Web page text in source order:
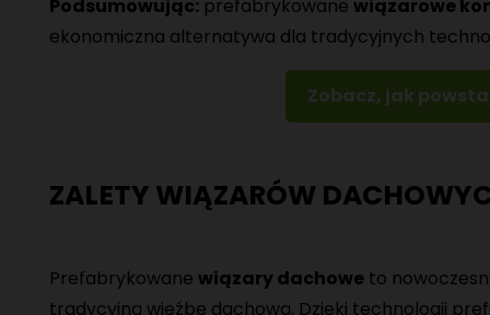
Podsumowując: prefabrykowane wiązarowe
ekonomiczna alternatywa dla tradycyjnych
Zobacz, jak
ZALETY WIĄZARÓW
Prefabrykowane wiązary dachowe to
tradycyjną więźbę dachową. Dzięki technologii